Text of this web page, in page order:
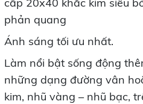
phản quang
Ánh sáng tối ưu nhất.
Làm nổi bật sống động
những dạng đường vân
kim, nhũ vàng – nhũ bạc,